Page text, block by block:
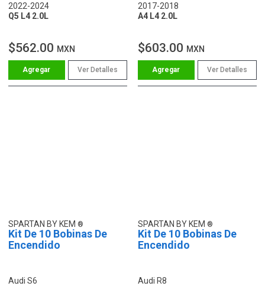
2022-2024
Q5 L4 2.0L
$562.00 MXN
Ver Detalles
2017-2018
A4 L4 2.0L
$603.00 MXN
Ver Detalles
SPARTAN BY KEM
Kit De 10 Bobinas De
Encendido
Audi S6
SPARTAN BY KEM
Kit De 10 Bobinas De
Encendido
Audi R8